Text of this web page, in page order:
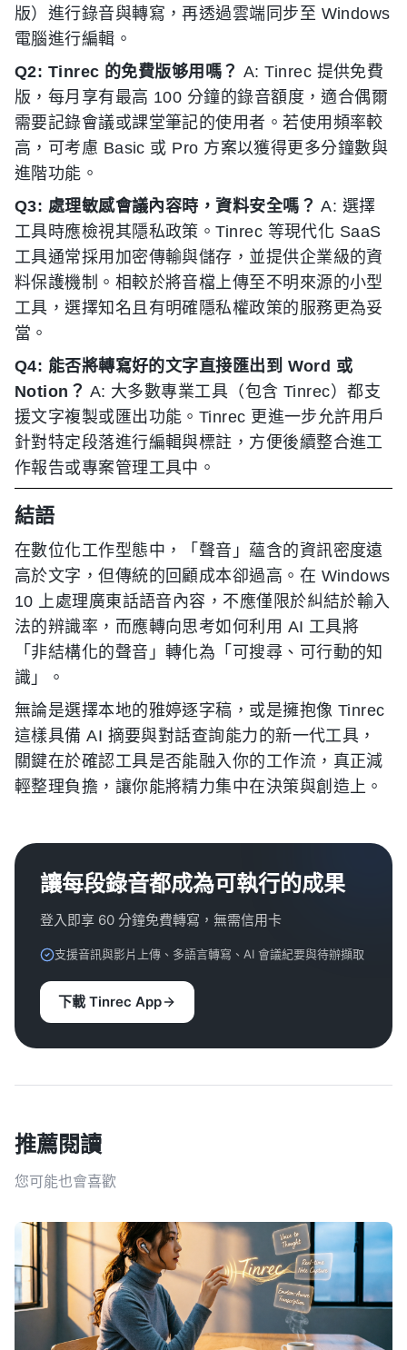
版）進行錄音與轉寫，再透過雲端同步至 Windows
電腦進行編輯。
Q2: Tinrec 的免費版够用嗎？ A: Tinrec 提供免費
版，每月享有最高 100 分鐘的錄音額度，適合偶爾
需要記錄會議或課堂筆記的使用者。若使用頻率較
高，可考慮 Basic 或 Pro 方案以獲得更多分鐘數與
進階功能。
Q3: 處理敏感會議內容時，資料安全嗎？ A: 選擇
工具時應檢視其隱私政策。Tinrec 等現代化 SaaS
工具通常採用加密傳輸與儲存，並提供企業級的資
料保護機制。相較於將音檔上傳至不明來源的小型
工具，選擇知名且有明確隱私權政策的服務更為妥
當。
Q4: 能否將轉寫好的文字直接匯出到 Word 或
Notion？ A: 大多數專業工具（包含 Tinrec）都支
援文字複製或匯出功能。Tinrec 更進一步允許用戶
針對特定段落進行編輯與標註，方便後續整合進工
作報告或專案管理工具中。
結語
在數位化工作型態中，「聲音」蘊含的資訊密度遠
高於文字，但傳統的回顧成本卻過高。在 Windows
10 上處理廣東話語音內容，不應僅限於糾結於輸入
法的辨識率，而應轉向思考如何利用 AI 工具將
「非結構化的聲音」轉化為「可搜尋、可行動的知
識」。
無論是選擇本地的雅婷逐字稿，或是擁抱像 Tinrec
這樣具備 AI 摘要與對話查詢能力的新一代工具，
關鍵在於確認工具是否能融入你的工作流，真正減
輕整理負擔，讓你能將精力集中在決策與創造上。
讓每段錄音都成為可執行的成果
登入即享 60 分鐘免費轉寫，無需信用卡
支援音訊與影片上傳、多語言轉寫、AI 會議紀要與待辦擷取
下載 Tinrec App
推薦閱讀
您可能也會喜歡